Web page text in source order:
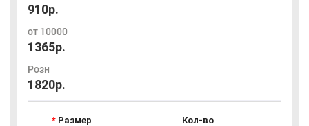
910р.
от 10000
1365р.
Розн
1820р.
Размер Кол-во